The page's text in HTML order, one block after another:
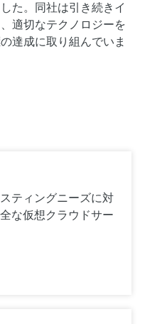
た。同社は引き続きイ
適切なテクノロジーを
達成に取り組んでいま
ティングニーズに対
な仮想クラウドサー